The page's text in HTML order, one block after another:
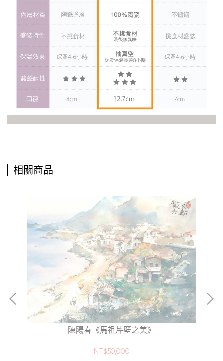
相關商品
陳陽春《馬祖芹壁之美》
NT$50,000